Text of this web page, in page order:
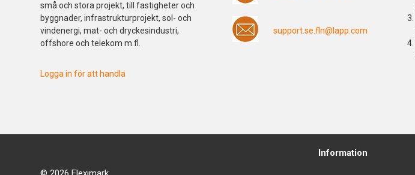
små och stora projekt, till fastigheter och
byggnader, infrastrukturprojekt, sol- och
vindenergi, mat- och dryckesindustri,
offshore och telekom m.fl.
Logga in för att handla
support.se.fln@lapp.com
Information